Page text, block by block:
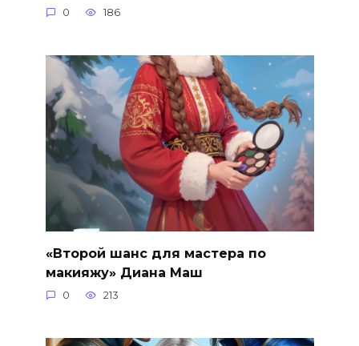
0 186
«Второй шанс для мастера по
макияжу» Диана Маш
0 213